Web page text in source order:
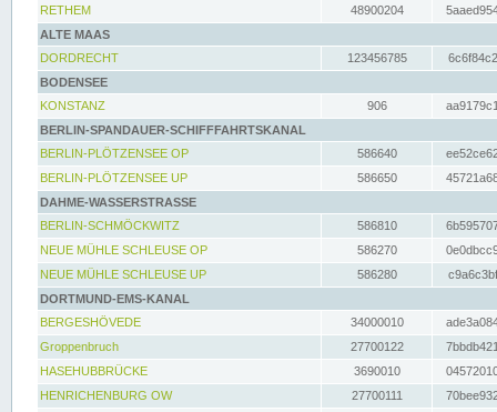
RETHEM
48900204
ALTE MAAS
DORDRECHT
123456785
BODENSEE
KONSTANZ
906
BERLIN-SPANDAUER-SCHIFFFAHRTSKANAL
BERLIN-PLÖTZENSEE OP
586640
BERLIN-PLÖTZENSEE UP
586650
DAHME-WASSERSTRASSE
BERLIN-SCHMÖCKWITZ
586810
NEUE MÜHLE SCHLEUSE OP
586270
NEUE MÜHLE SCHLEUSE UP
586280
DORTMUND-EMS-KANAL
BERGESHÖVEDE
34000010
Groppenbruch
27700122
HASEHUBBRÜCKE
3690010
HENRICHENBURG OW
27700111